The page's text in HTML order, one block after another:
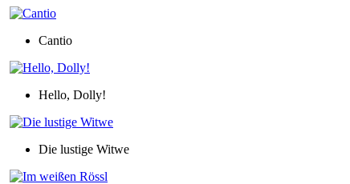
Cantio
Hello, Dolly!
Die lustige Witwe